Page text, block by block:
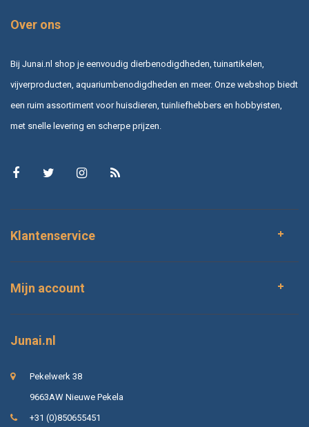
Over ons
Bij Junai.nl shop je eenvoudig dierbenodigdheden, tuinartikelen,
vijverproducten, aquariumbenodigdheden en meer. Onze webshop biedt
een ruim assortiment voor huisdieren, tuinliefhebbers en hobbyisten,
met snelle levering en scherpe prijzen.
Klantenservice
Mijn account
Junai.nl
Pekelwerk 38
9663AW Nieuwe Pekela
+31 (0)850655451